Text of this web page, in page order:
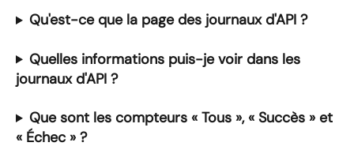
Qu'est-ce que la page des journaux d'API ?
Quelles informations puis-je voir dans les
journaux d'API ?
Que sont les compteurs « Tous », « Succès » et
« Échec » ?